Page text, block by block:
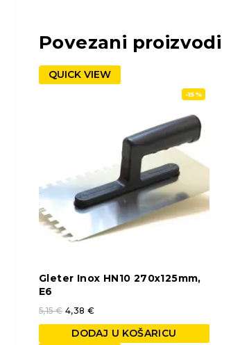
Povezani proizvodi
QUICK VIEW
-15%
Gleter Inox HN10 270x125mm,
E6
5,15€ 4,38 €
DODAJ U KOŠARICU